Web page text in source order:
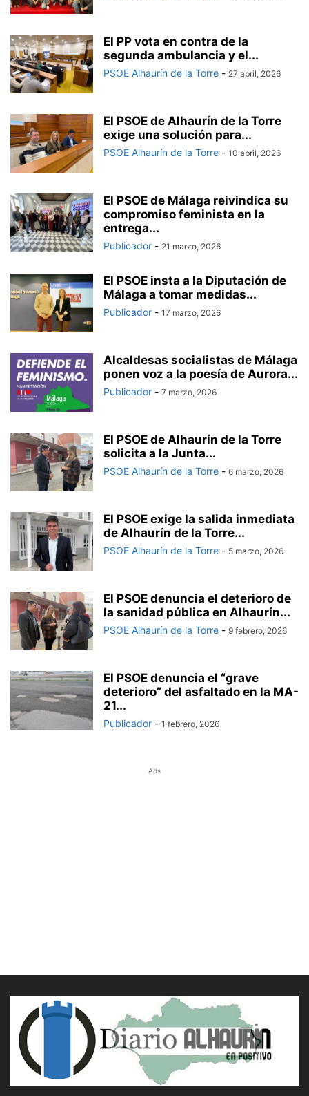
El PP vota en contra de la
segunda ambulancia y el...
PSOE Alhaurín de la Torre - 27 abril, 2026
El PSOE de Alhaurín de la Torre
exige una solución para...
PSOE Alhaurín de la Torre - 10 abril, 2026
El PSOE de Málaga reivindica su
compromiso feminista en la
entrega...
Publicador - 21 marzo, 2026
El PSOE insta a la Diputación de
Málaga a tomar medidas...
Publicador - 17 marzo, 2026
Alcaldesas socialistas de Málaga
ponen voz a la poesía de Aurora...
Publicador - 7 marzo, 2026
El PSOE de Alhaurín de la Torre
solicita a la Junta...
PSOE Alhaurín de la Torre - 6 marzo, 2026
El PSOE exige la salida inmediata
de Alhaurín de la Torre...
PSOE Alhaurín de la Torre - 5 marzo, 2026
El PSOE denuncia el deterioro de
la sanidad pública en Alhaurín...
PSOE Alhaurín de la Torre - 9 febrero, 2026
El PSOE denuncia el “grave
deterioro” del asfaltado en la MA-
21...
Publicador - 1 febrero, 2026
Ads